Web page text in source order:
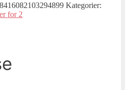
Kategorier:
for 2